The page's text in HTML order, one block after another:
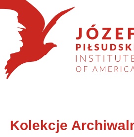
Kolekcje